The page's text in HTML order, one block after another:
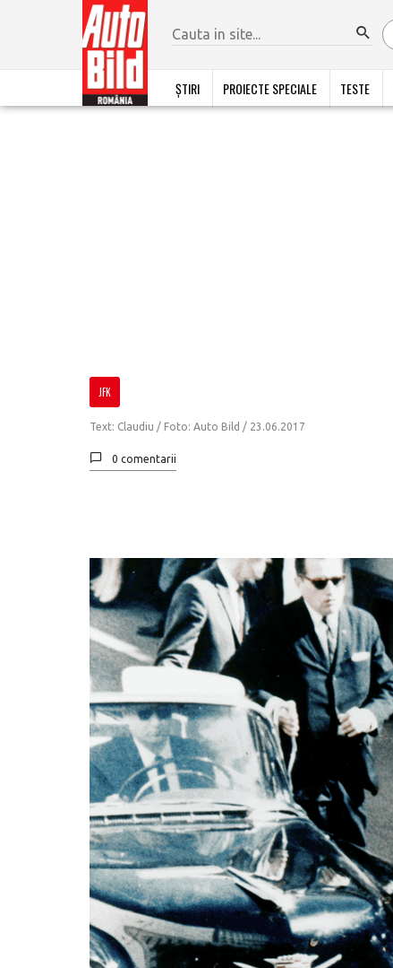
ȘTIRI PROIECTE SPECIALE TESTE
JFK
Text: Claudiu / Foto: Auto Bild / 23.06.2017
0 comentarii